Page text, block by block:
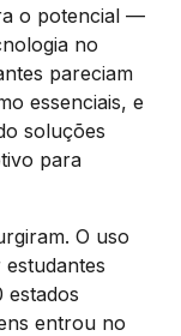
o potencial —
no
pareciam
essenciais, e
soluções
para
O uso
estados
entrou no